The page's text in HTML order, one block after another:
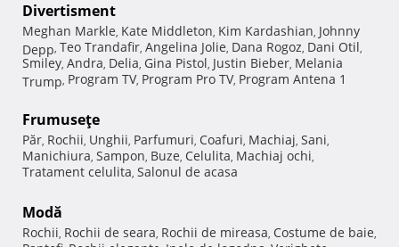
Divertisment
Meghan Markle, Kate Middleton, Kim Kardashian, Johnny
Depp, Teo Trandafir, Angelina Jolie, Dana Rogoz, Dani Otil,
Smiley, Andra, Delia, Gina Pistol, Justin Bieber, Melania
Trump, Program TV, Program Pro TV, Program Antena 1
Frumuseţe
Păr, Rochii, Unghii, Parfumuri, Coafuri, Machiaj, Sani,
Manichiura, Sampon, Buze, Celulita, Machiaj ochi,
Tratament celulita, Salonul de acasa
Modă
Rochii, Rochii de seara, Rochii de mireasa, Costume de baie,